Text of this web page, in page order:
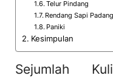
Telur Pindang
Rendang Sapi Padang
Paniki
Kesimpulan
Sejumlah